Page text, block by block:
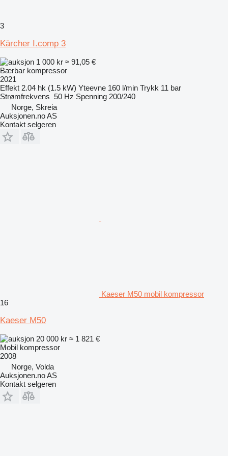
3
Kärcher I.comp 3
1 000 kr ≈ 91,05 €
Bærbar kompressor
2021
Effekt 2.04 hk (1.5 kW) Yteevne 160 l/min Trykk 11 bar
Strømfrekvens 50 Hz Spenning 200/240
Norge, Skreia
Auksjonen.no AS
Kontakt selgeren
Kaeser M50 mobil kompressor
16
Kaeser M50
20 000 kr ≈ 1 821 €
Mobil kompressor
2008
Norge, Volda
Auksjonen.no AS
Kontakt selgeren